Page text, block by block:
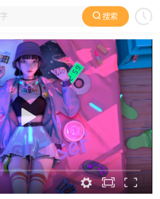
搜索
国产动漫 欧美动漫 动漫电影